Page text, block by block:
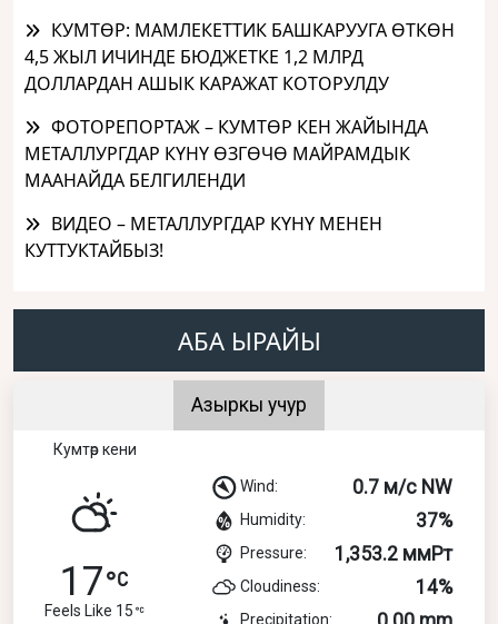
КУМТӨР: МАМЛЕКЕТТИК БАШКАРУУГА ӨТКӨН
4,5 ЖЫЛ ИЧИНДЕ БЮДЖЕТКЕ 1,2 МЛРД
ДОЛЛАРДАН АШЫК КАРАЖАТ КОТОРУЛДУ
ФОТОРЕПОРТАЖ – КУМТӨР КЕН ЖАЙЫНДА
МЕТАЛЛУРГДАР КҮНҮ ӨЗГӨЧӨ МАЙРАМДЫК
МААНАЙДА БЕЛГИЛЕНДИ
ВИДЕО – МЕТАЛЛУРГДАР КҮНҮ МЕНЕН
КУТТУКТАЙБЫЗ!
АБА ЫРАЙЫ
Азыркы учур
Кумтөр кени
17
Feels Like 15
Wind: 0.7 м/с NW
Humidity: 37%
Pressure: 1,353.2 ммРт
Cloudiness: 14%
Precipitation: